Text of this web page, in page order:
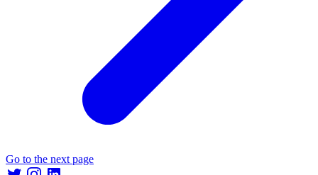
Go to the next page